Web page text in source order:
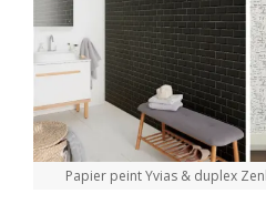
Papier peint Yvias & duplex